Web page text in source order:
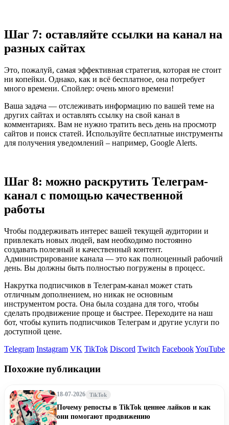
Шаг 7: оставляйте ссылки на канал на
разных сайтах
Это, пожалуй, самая эффективная стратегия, которая не стоит
ни копейки. Однако, как и всё бесплатное, она потребует
много времени. Спойлер: очень много времени!
Ваша задача — отслеживать информацию по вашей теме на
других сайтах и оставлять ссылку на свой канал в
комментариях. Вам не нужно тратить весь день на просмотр
сайтов и поиск статей. Используйте бесплатные инструменты
для получения уведомлений – например, Google Alerts.
Шаг 8: можно раскрутить Телеграм-
канал с помощью качественной
работы
Чтобы поддерживать интерес вашей текущей аудитории и
привлекать новых людей, вам необходимо постоянно
создавать полезный и качественный контент.
Администрирование канала — это как полноценный рабочий
день. Вы должны быть полностью погружены в процесс.
Накрутка подписчиков в Телеграм-канал может стать
отличным дополнением, но никак не основным
инструментом роста. Она была создана для того, чтобы
сделать продвижение проще и быстрее. Переходите на наш
бот, чтобы купить подписчиков Телеграм и другие услуги по
доступной цене.
Telegram Instagram VK TikTok Discord Twitch FacebookYouTube
Похожие публикации
18-07-2026 TikTok
Почему репосты в TikTok ценнее лайков и как
они помогают продвижению